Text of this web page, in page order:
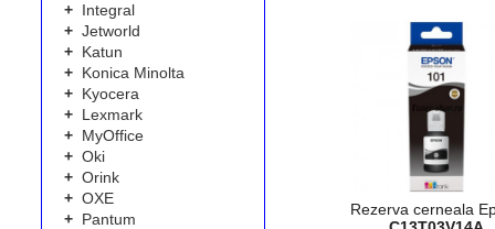
+ Integral
+ Jetworld
+ Katun
+ Konica Minolta
+ Kyocera
+ Lexmark
+ MyOffice
+ Oki
+ Orink
+ OXE
+ Pantum
Rezerva cerneala